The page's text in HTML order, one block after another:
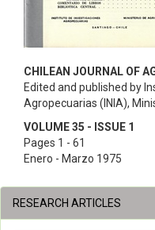
CHILEAN JOURNAL OF
Edited and published by
Agropecuarias (INIA),
VOLUME 35 - ISSUE 1
Pages 1 - 61
Enero - Marzo 1975
RESEARCH ARTICLES